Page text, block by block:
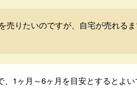
売りたいのですが、自宅が売れる
1ヶ月～6ヶ月を目安とするとよい